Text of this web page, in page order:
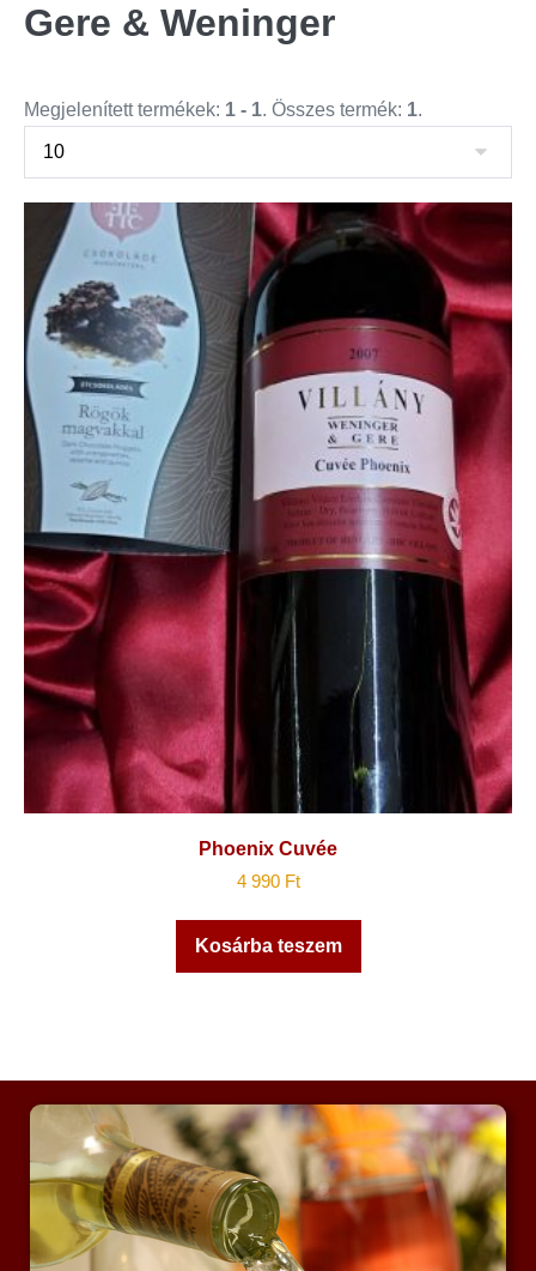
Gere & Weninger
Megjelenített termékek: 1 - 1. Összes termék: 1.
Phoenix Cuvée
4 990 Ft
Kosárba teszem